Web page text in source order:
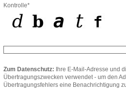
Kontrolle*
Zum Datenschutz: Ihre E-Mail-Adresse und
Übertragungszwecken verwendet - um den
Übertragungsfehlers eine Benachrichtigung